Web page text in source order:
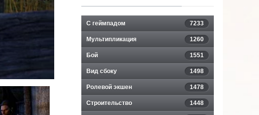
С геймпадом 7233
Мультипликация 1260
Бой 1551
Вид сбоку 1498
Ролевой экшен 1478
Строительство 1448